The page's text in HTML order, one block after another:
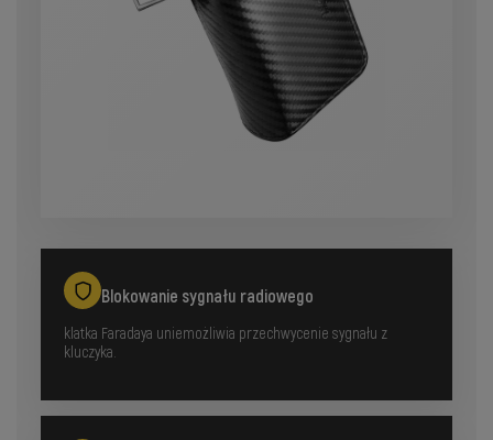
Blokowanie sygnału radiowego
klatka Faradaya uniemożliwia przechwycenie sygnału z
kluczyka.